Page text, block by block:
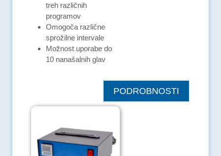
treh različnih
programov
Omogoča različne
sprožilne intervale
Možnost uporabe do
10 nanašalnih glav
PODROBNOSTI